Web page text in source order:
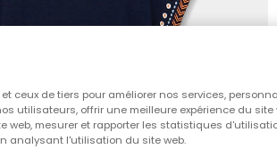
ceux de tiers pour améliorer nos services,
utilisateurs, offrir une meilleure expérience du site
web, mesurer et rapporter les statistiques
analysant l'utilisation du site web.